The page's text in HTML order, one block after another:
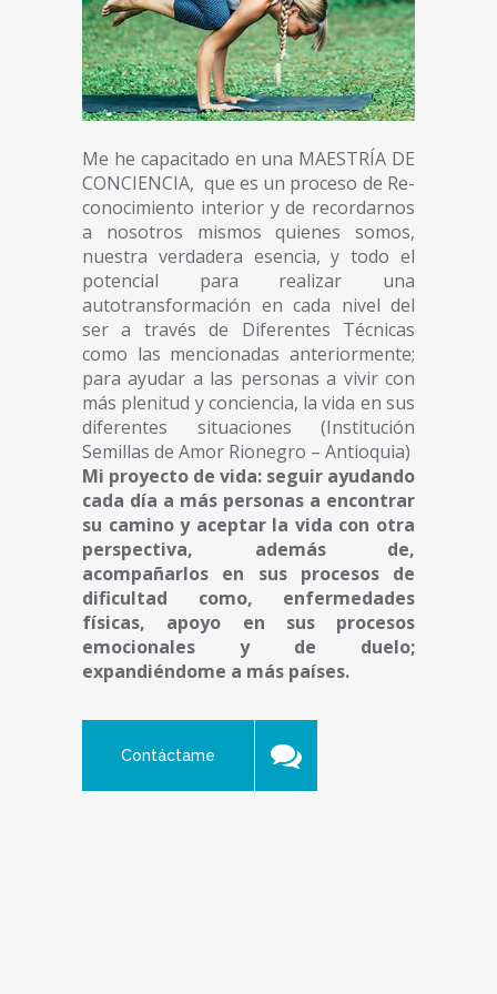
Me he capacitado en una MAESTRÍA DE
CONCIENCIA, que es un proceso de Re-
conocimiento interior y de recordarnos
a nosotros mismos quienes somos,
nuestra verdadera esencia, y todo el
potencial para realizar una
autotransformación en cada nivel del
ser a través de Diferentes Técnicas
como las mencionadas anteriormente;
para ayudar a las personas a vivir con
más plenitud y conciencia, la vida en sus
diferentes situaciones (Institución
Semillas de Amor Rionegro – Antioquia)
Mi proyecto de vida: seguir ayudando
cada día a más personas a encontrar
su camino y aceptar la vida con otra
perspectiva, además de,
acompañarlos en sus procesos de
dificultad como, enfermedades
físicas, apoyo en sus procesos
emocionales y de duelo;
expandiéndome a más países.
Contáctame